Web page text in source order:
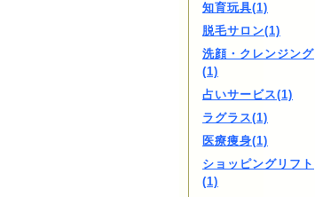
知育玩具(1)
脱毛サロン(1)
洗顔・クレンジング
(1)
占いサービス(1)
ラグラス(1)
医療痩身(1)
ショッピングリフト
(1)